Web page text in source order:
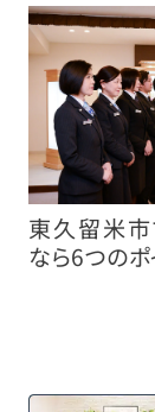
東久留米
なら6つの